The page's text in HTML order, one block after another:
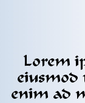
Lorem
enim ad